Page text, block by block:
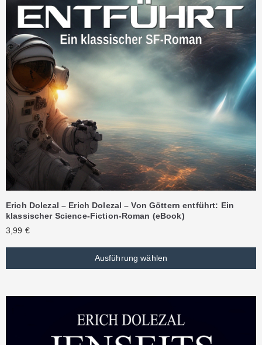
Erich Dolezal – Erich Dolezal – Von Göttern entführt: Ein
klassischer Science-Fiction-Roman (eBook)
3,99 €
Ausführung wählen